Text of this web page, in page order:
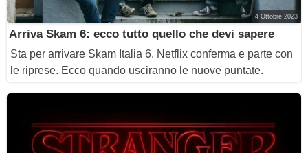
4 Ottobre 2023
Arriva Skam 6: ecco tutto quello che devi sapere
Sta per arrivare Skam Italia 6. Netflix conferma e parte con
le riprese. Ecco quando usciranno le nuove puntate.